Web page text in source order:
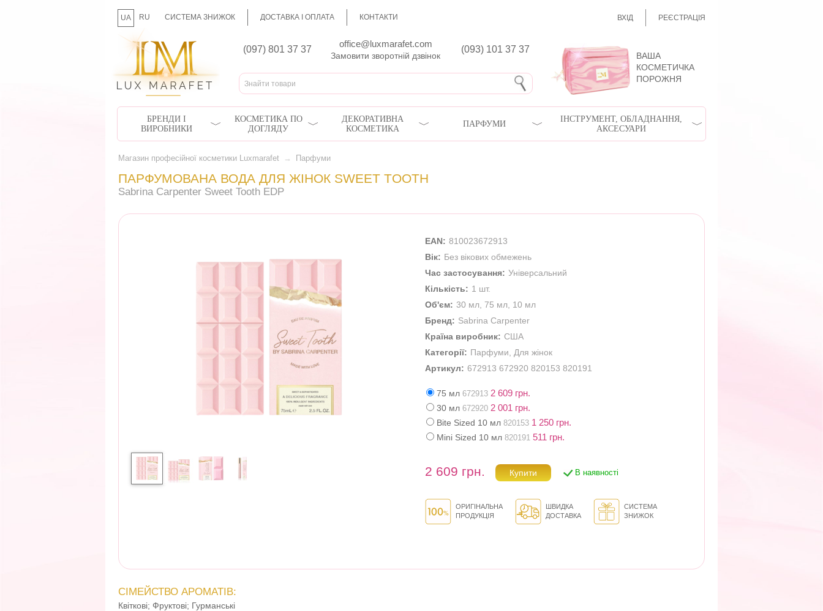
UA RU СИСТЕМА ЗНИЖОК ДОСТАВКА І ОПЛАТА КОНТАКТИ ВХІД РЕЄСТРАЦІЯ
(097) 801 37 37
office@luxmarafet.com
(093) 101 37 37
Замовити зворотній дзвінок
ВАША
КОСМЕТИЧКА
ПОРОЖНЯ
БРЕНДИ І
ВИРОБНИКИ
КОСМЕТИКА ПО
ДОГЛЯДУ
ДЕКОРАТИВНА
КОСМЕТИКА
ПАРФУМИ
ІНСТРУМЕНТ, ОБЛАДНАННЯ,
АКСЕСУАРИ
Магазин професійної косметики Luxmarafet → Парфуми
ПАРФУМОВАНА ВОДА ДЛЯ ЖІНОК SWEET TOOTH
Sabrina Carpenter Sweet Tooth EDP
EAN: 810023672913
Вік: Без вікових обмежень
Час застосування: Універсальний
Кількість: 1 шт.
Об'єм: 30 мл, 75 мл, 10 мл
Бренд: Sabrina Carpenter
Країна виробник: США
Категорії: Парфуми
Для жінок
Артикул: 672913 672920 820153 820191
75 мл 672913 2 609 грн.
30 мл 672920 2 001 грн.
Bite Sized 10 мл 820153 1 250 грн.
Mini Sized 10 мл 820191 511 грн.
2 609 грн. В наявності
ОРИГІНАЛЬНА
ПРОДУКЦІЯ
ШВИДКА
ДОСТАВКА
СИСТЕМА
ЗНИЖОК
СІМЕЙСТВО АРОМАТІВ:
Квіткові; Фруктові; Гурманські